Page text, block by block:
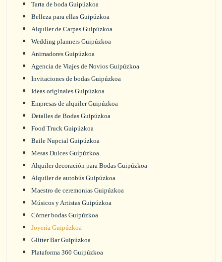
Tarta de boda Guipúzkoa
Belleza para ellas Guipúzkoa
Alquiler de Carpas Guipúzkoa
Wedding planners Guipúzkoa
Animadores Guipúzkoa
Agencia de Viajes de Novios Guipúzkoa
Invitaciones de bodas Guipúzkoa
Ideas originales Guipúzkoa
Empresas de alquiler Guipúzkoa
Detalles de Bodas Guipúzkoa
Food Truck Guipúzkoa
Baile Nupcial Guipúzkoa
Mesas Dulces Guipúzkoa
Alquiler decoración para Bodas Guipúzkoa
Alquiler de autobús Guipúzkoa
Maestro de ceremonias Guipúzkoa
Músicos y Artistas Guipúzkoa
Córner bodas Guipúzkoa
Joyería Guipúzkoa
Glitter Bar Guipúzkoa
Plataforma 360 Guipúzkoa